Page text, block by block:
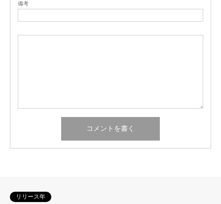
備考
リリース年